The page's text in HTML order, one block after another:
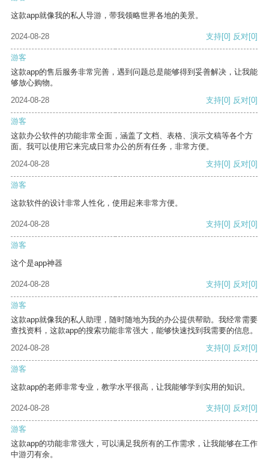
这款app就像我的私人导游，带我领略世界各地的美景。
2024-08-28 支持[0] 反对[0]
游客
这款app的售后服务非常完善，遇到问题总是能够得到妥善解决，让我能
够放心购物。
2024-08-28
支持[0] 反对[0]
游客
这款办公软件的功能非常全面，涵盖了文档、表格、演示文稿等各个方
面。我可以使用它来完成日常办公的所有任务，非常方便。
2024-08-28
支持[0] 反对[0]
游客
这款软件的设计非常人性化，使用起来非常方便。
2024-08-28 支持[0] 反对[0]
游客
这个是app神器
2024-08-28 支持[0] 反对[0]
游客
这款app就像我的私人助理，随时随地为我的办公提供帮助。我经常需要
查找资料，这款app的搜索功能非常强大，能够快速找到我需要的信息。
2024-08-28
支持[0] 反对[0]
游客
这款app的老师非常专业，教学水平很高，让我能够学到实用的知识。
2024-08-28 支持[0] 反对[0]
游客
这款app的功能非常强大，可以满足我所有的工作需求，让我能够在工作
中游刃有余。